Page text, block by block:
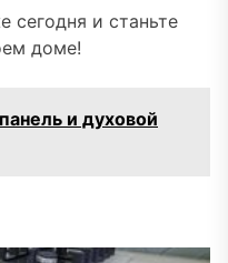
сегодня и станьте
доме!
и духовой